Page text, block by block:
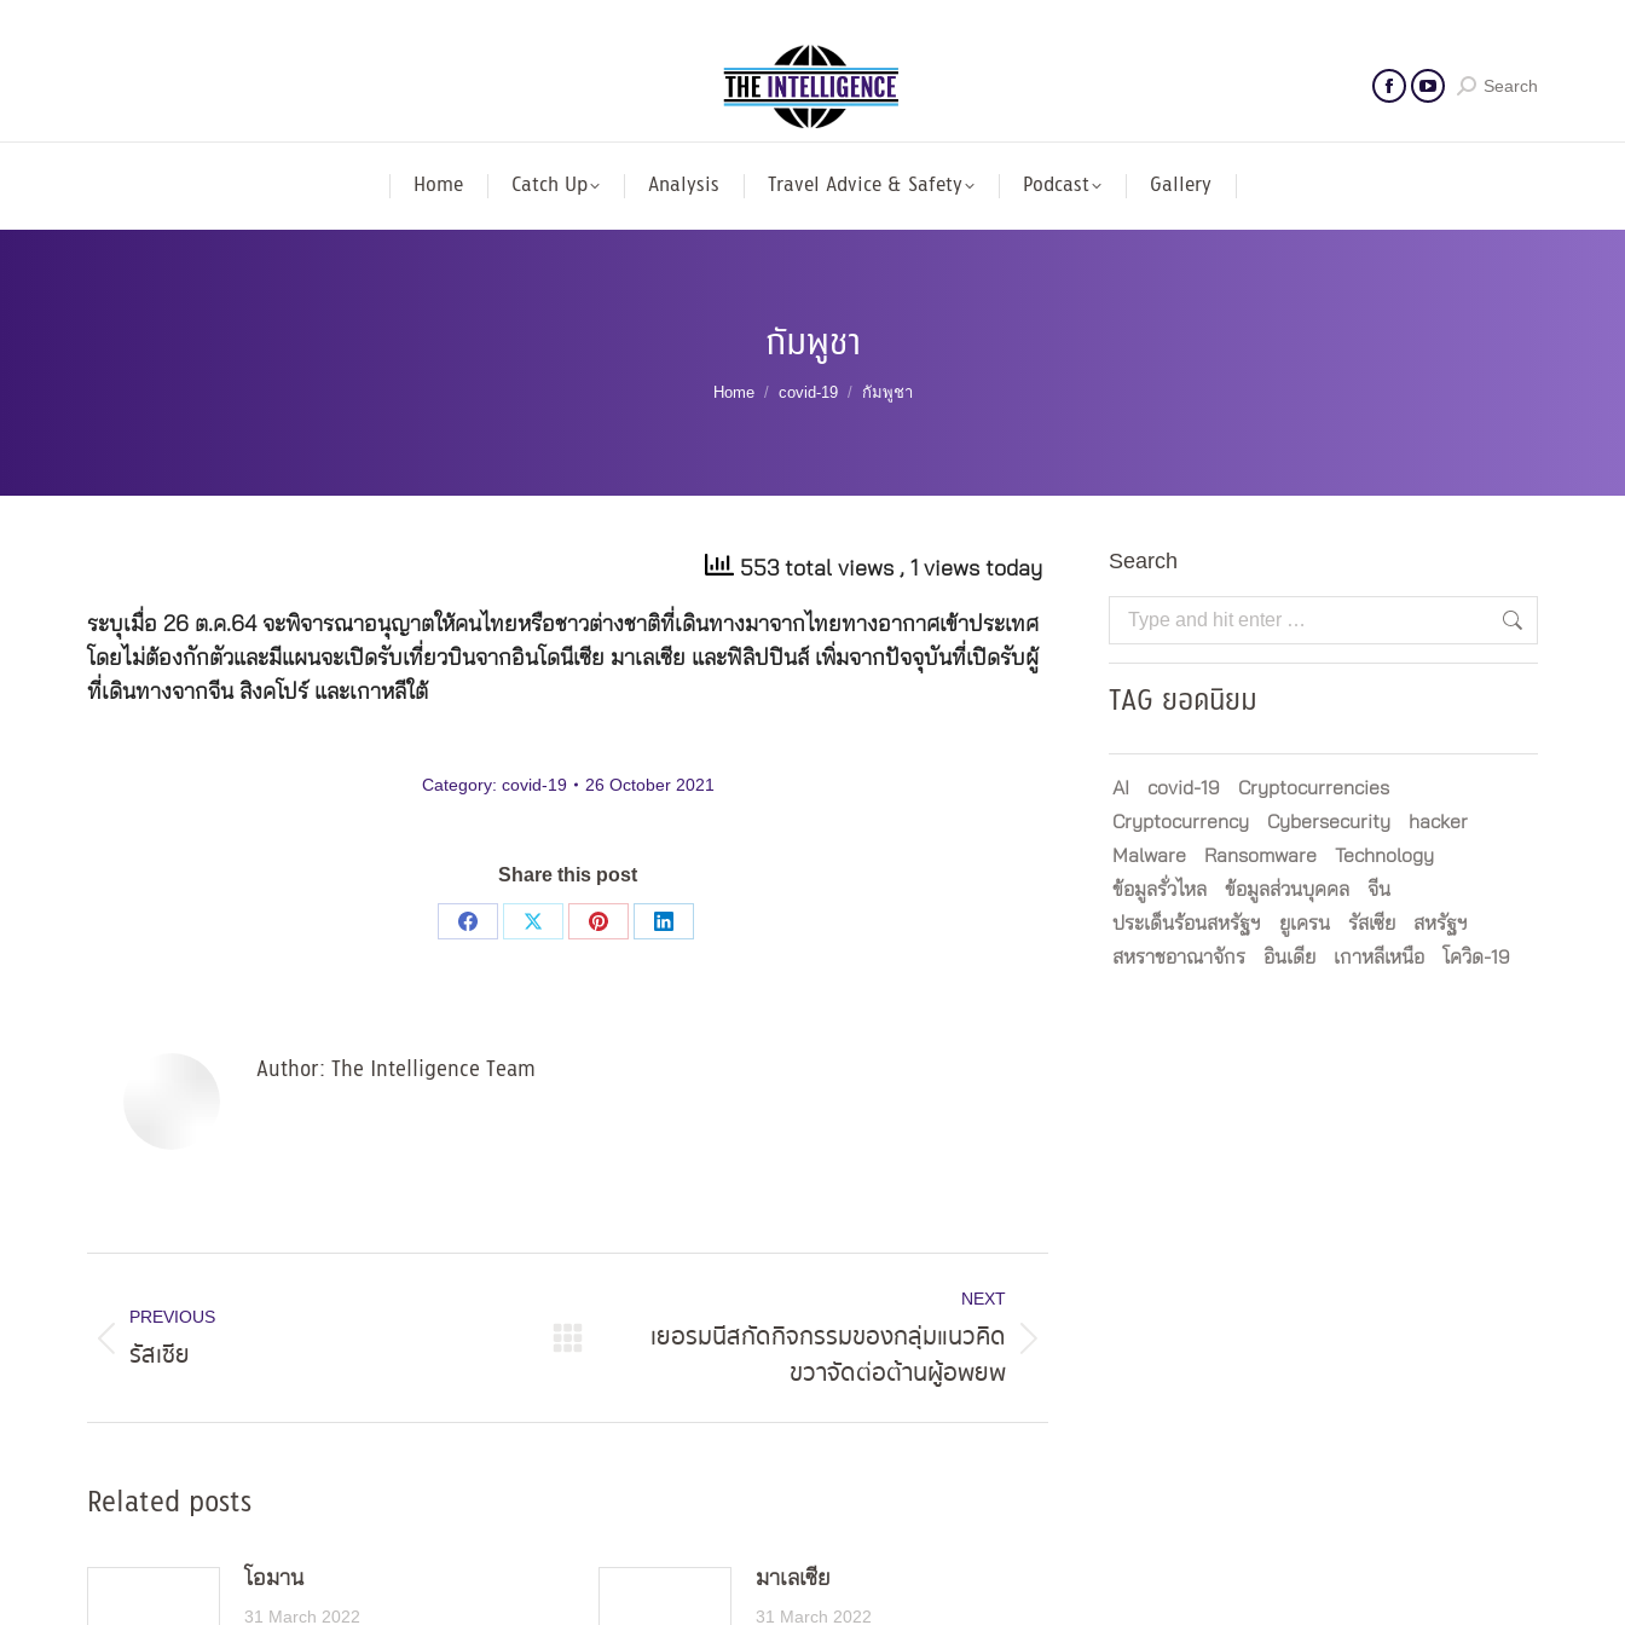
Search
Home Catch Up Analysis Travel Advice & Safety Podcast Gallery
กัมพูชา
You are here:
Home covid-19 กัมพูชา
553 total views , 1 views today
ระบุเมื่อ 26 ต.ค.64 จะพิจารณาอนุญาตให้คนไทยหรือชาวต่างชาติที่เดินทางมาจากไทยทางอากาศเข้าประเทศ
โดยไม่ต้องกักตัวและมีแผนจะเปิดรับเที่ยวบินจากอินโดนีเซีย มาเลเซีย และฟิลิปปินส์ เพิ่มจากปัจจุบันที่เปิดรับผู้
ที่เดินทางจากจีน สิงคโปร์ และเกาหลีใต้
Category: covid-19 26 October 2021
Share this post
Share
Share
Share
Share
Author: The Intelligence Team
navigation
PREVIOUS
Previous
รัสเซีย
NEXT
เยอรมนีสกัดกิจกรรมของกลุ่มแนวคิด
ขวาจัดต่อต้านผู้อพยพ
Related posts
โอมาน
31 March 2022
มาเลเซีย
31 March 2022
Search
Search:
TAG ยอดนิยม
AI covid-19
Cryptocurrencies
Cryptocurrency
Cybersecurity
hacker
Malware
Ransomware
Technology
ข้อมูลรั่วไหล
ข้อมูลส่วนบุคคล
จีน
ประเด็นร้อนสหรัฐฯ
ยูเครน รัสเซีย
สหรัฐฯ
สหราชอาณาจักร
อินเดีย เกาหลีเหนือ โควิด-19